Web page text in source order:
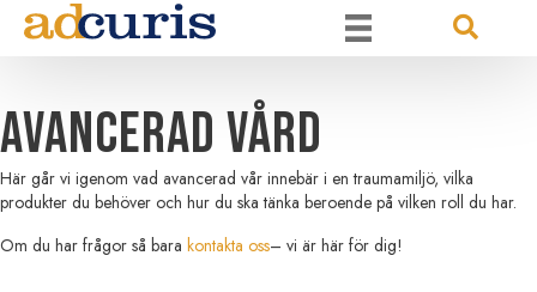
Avancerad vård
Här går vi igenom vad avancerad vår innebär i en traumamiljö, vilka
produkter du behöver och hur du ska tänka beroende på vilken roll du har.
Om du har frågor så bara kontakta oss– vi är här för dig!